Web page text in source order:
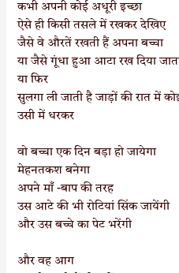
कभी अपनी कोई अधूरी इच्छा
ऐसे ही किसी तसले में रखकर देखिए
जैसे वे औरतें रखती हैं अपना बच्चा
या जैसे गूंधा हुआ आटा रख दिया
या फिर
सुलगा ली जाती है जाड़ों की रात में
उसी में धरकर
वो बच्चा एक दिन बड़ा हो जायेगा
मेहनतकश बनेगा
अपने माँ -बाप की तरह
उस आटे की भी रोटियां सिंक जायेंगी
और उस बच्चे का पेट भरेंगी
और वह आग